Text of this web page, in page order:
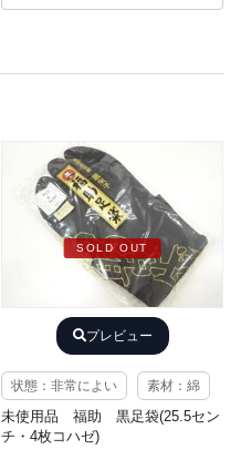
SOLD OUT
プレビュー
状態：非常によい 素材：綿
未使用品 福助 黒足袋(25.5セン
チ・4枚コハゼ)